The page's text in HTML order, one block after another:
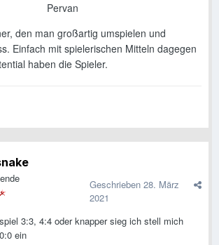
Pervan
den man großartig umspielen und
Einfach mit spielerischen Mitteln dagegen
haben die Spieler.
Geschrieben 28. März
2021
3:3, 4:4 oder knapper sieg ich stell mich
ein